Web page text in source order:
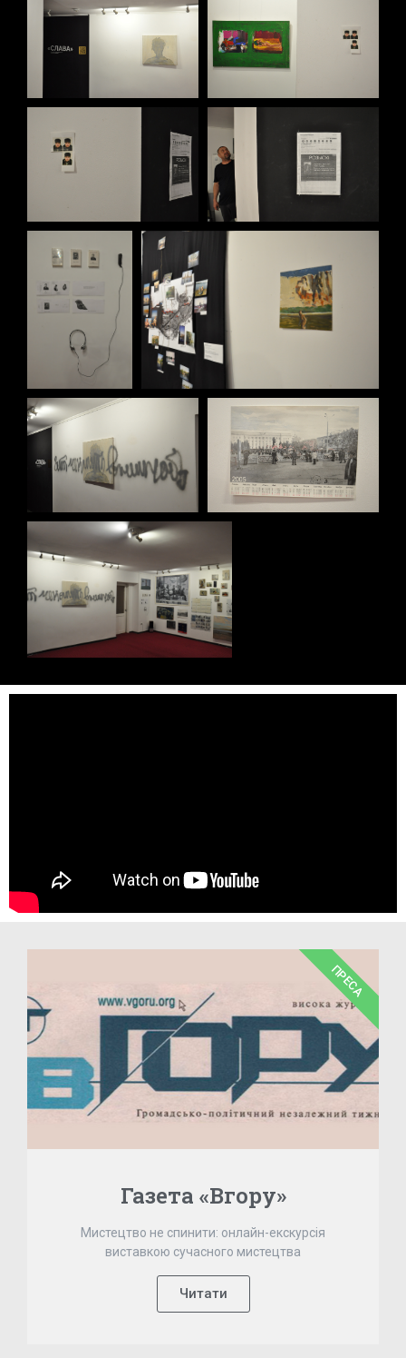
Газета «Вгору»
Мистецтво не спинити: онлайн-екскурсія
виставкою сучасного мистецтва
Читати
ПРЕСА